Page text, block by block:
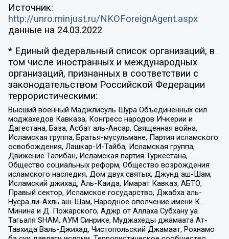
Источник:
http://unro.minjust.ru/NKOForeignAgent.aspx
данные на 24.03.2022
* Единый федеральный список организаций, в
том числе иностранных и международных
организаций, признанных в соответствии с
законодательством Российской Федерации
террористическими:
Высший военный Маджлисуль Шура Объединенных сил
моджахедов Кавказа, Конгресс народов Ичкерии и
Дагестана, База, Асбат аль-Ансар, Священная война,
Исламская группа, Братья-мусульмане, Партия исламского
освобождения, Лашкар-И-Тайба, Исламская группа,
Движение Талибан, Исламская партия Туркестана,
Общество социальных реформ, Общество возрождения
исламского наследия, Дом двух святых, Джунд аш-Шам,
Исламский джихад, Аль-Каида, Имарат Кавказ, АБТО,
Правый сектор, Исламское государство, Джабха аль-
Нусра ли-Ахль аш-Шам, Народное ополчение имени К.
Минина и Д. Пожарского, Аджр от Аллаха Субхану уа
Тагьаля SHAM, АУМ Синрике, Муджахеды джамаата Ат-
Тавхида Валь-Джихад, Чистопольский Джамаат, Рохнамо